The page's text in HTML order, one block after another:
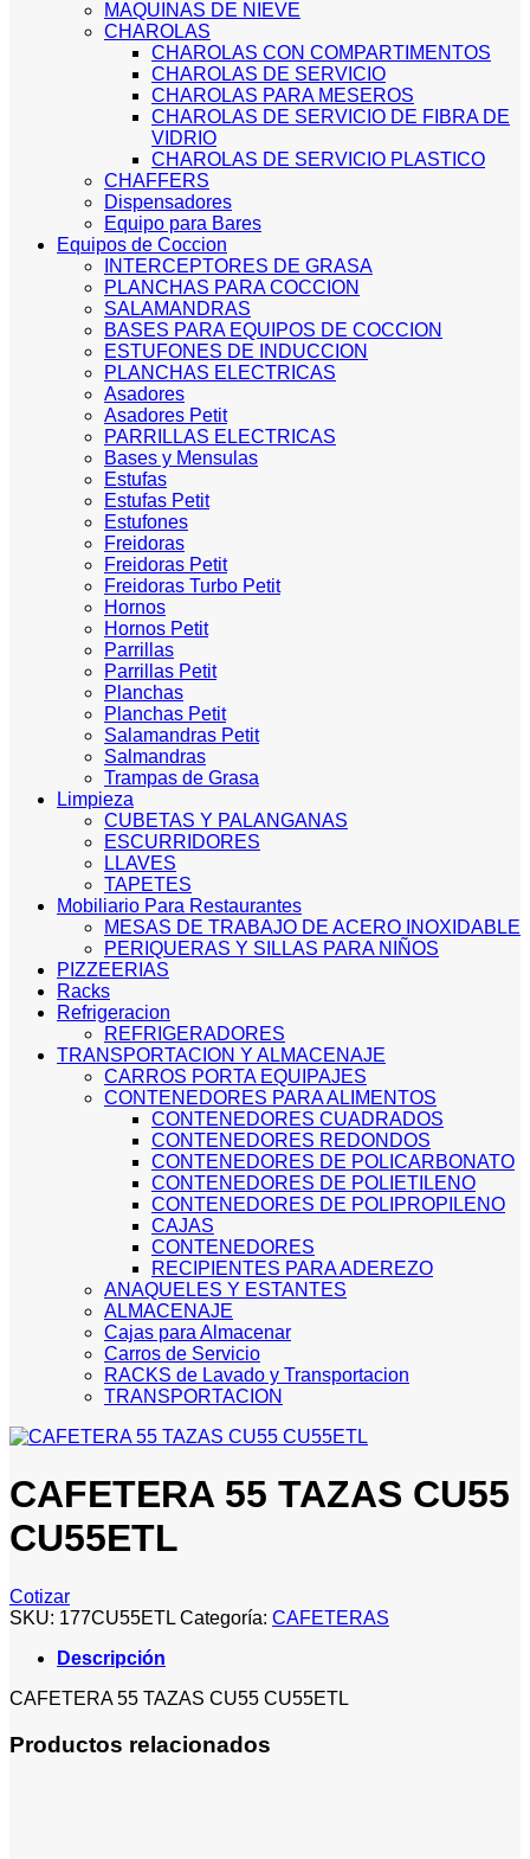
MAQUINAS DE NIEVE
CHAROLAS
CHAROLAS CON COMPARTIMENTOS
CHAROLAS DE SERVICIO
CHAROLAS PARA MESEROS
CHAROLAS DE SERVICIO DE FIBRA DE
VIDRIO
CHAROLAS DE SERVICIO PLASTICO
CHAFFERS
Dispensadores
Equipo para Bares
Equipos de Coccion
INTERCEPTORES DE GRASA
PLANCHAS PARA COCCION
SALAMANDRAS
BASES PARA EQUIPOS DE COCCION
ESTUFONES DE INDUCCION
PLANCHAS ELECTRICAS
Asadores
Asadores Petit
PARRILLAS ELECTRICAS
Bases y Mensulas
Estufas
Estufas Petit
Estufones
Freidoras
Freidoras Petit
Freidoras Turbo Petit
Hornos
Hornos Petit
Parrillas
Parrillas Petit
Planchas
Planchas Petit
Salamandras Petit
Salmandras
Trampas de Grasa
Limpieza
CUBETAS Y PALANGANAS
ESCURRIDORES
LLAVES
TAPETES
Mobiliario Para Restaurantes
MESAS DE TRABAJO DE ACERO INOXIDABLE
PERIQUERAS Y SILLAS PARA NIÑOS
PIZZEERIAS
Racks
Refrigeracion
REFRIGERADORES
TRANSPORTACION Y ALMACENAJE
CARROS PORTA EQUIPAJES
CONTENEDORES PARA ALIMENTOS
CONTENEDORES CUADRADOS
CONTENEDORES REDONDOS
CONTENEDORES DE POLICARBONATO
CONTENEDORES DE POLIETILENO
CONTENEDORES DE POLIPROPILENO
CAJAS
CONTENEDORES
RECIPIENTES PARA ADEREZO
ANAQUELES Y ESTANTES
ALMACENAJE
Cajas para Almacenar
Carros de Servicio
RACKS de Lavado y Transportacion
TRANSPORTACION
CAFETERA 55 TAZAS CU55
CU55ETL
Cotizar
SKU: 177CU55ETL Categoría: CAFETERAS
Descripción
CAFETERA 55 TAZAS CU55 CU55ETL
Productos relacionados